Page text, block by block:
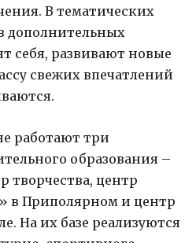
В тематических
дополнительных
себя, развивают новые
свежих впечатлений
работают три
образования –
творчества, центр
в Приполярном и центр
На их базе реализуются